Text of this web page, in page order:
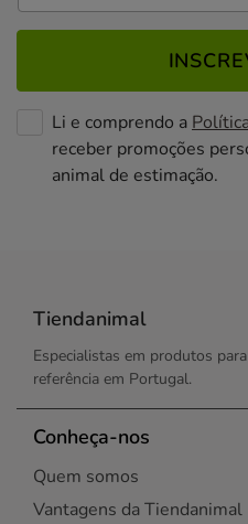
Li e comprendo a
receber promoções
animal de estimação.
Tiendanimal
Especialistas em produtos
referência em Portugal.
Conheça-nos
Quem somos
Vantagens da Tiendanimal